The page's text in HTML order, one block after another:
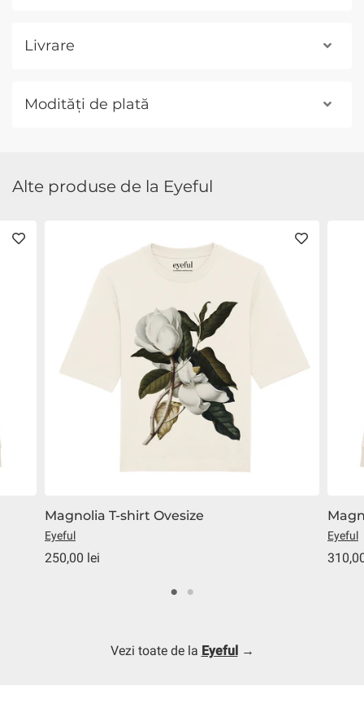
Livrare
Modități de plată
Alte produse de la Eyeful
Magnolia T-shirt Ovesize
Eyeful
250,00 lei
Eyeful
Vezi toate de la Eyeful→